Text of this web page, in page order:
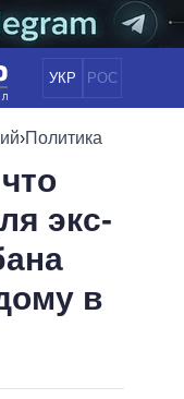
УКР РОС
›Политика
экс-
в